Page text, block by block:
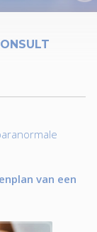
van een